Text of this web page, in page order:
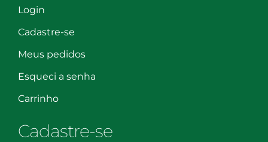
Login
Cadastre-se
Meus pedidos
Esqueci a senha
Carrinho
Cadastre-se